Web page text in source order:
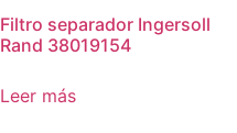
Filtro separador Ingersoll
Rand 38019154
Leer más